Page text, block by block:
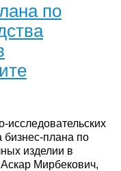
по
исследовательских
бизнес-плана по
изделии в
Мирбекович,